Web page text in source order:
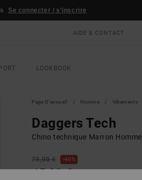
Se connecter / s'inscrire
AIDE & CONTACT
LOOKBOOK
Page D'accueil Homme Vêtements
Daggers Tech
Chino technique Marron Homme
75,00 € 40%
45,00 €